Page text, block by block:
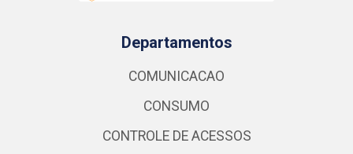
Departamentos
COMUNICACAO
CONSUMO
CONTROLE DE ACESSOS